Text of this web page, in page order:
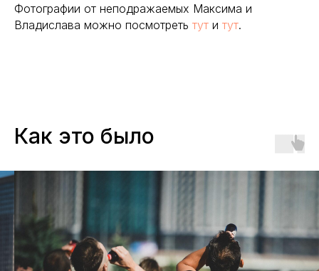
Фотографии от неподражаемых Максима и
Владислава можно посмотреть тут и тут.
Как это было